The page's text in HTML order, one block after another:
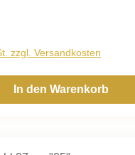
zzgl. Versandkosten
In den Warenkorb